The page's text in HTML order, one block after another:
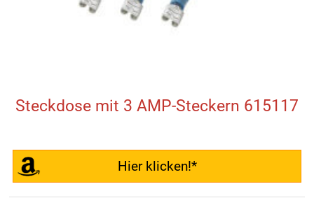
Steckdose mit 3 AMP-Steckern 615117
Hier klicken!*